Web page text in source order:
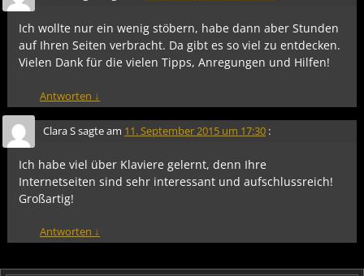
Ich wollte nur ein wenig stöbern, habe dann aber Stunden
auf Ihren Seiten verbracht. Da gibt es so viel zu entdecken.
Vielen Dank für die vielen Tipps, Anregungen und Hilfen!
Antworten ↓
Clara Ssagte am 11. September 2015 um 17:30 :
Ich habe viel über Klaviere gelernt, denn Ihre
Internetseiten sind sehr interessant und aufschlussreich!
Großartig!
Antworten ↓